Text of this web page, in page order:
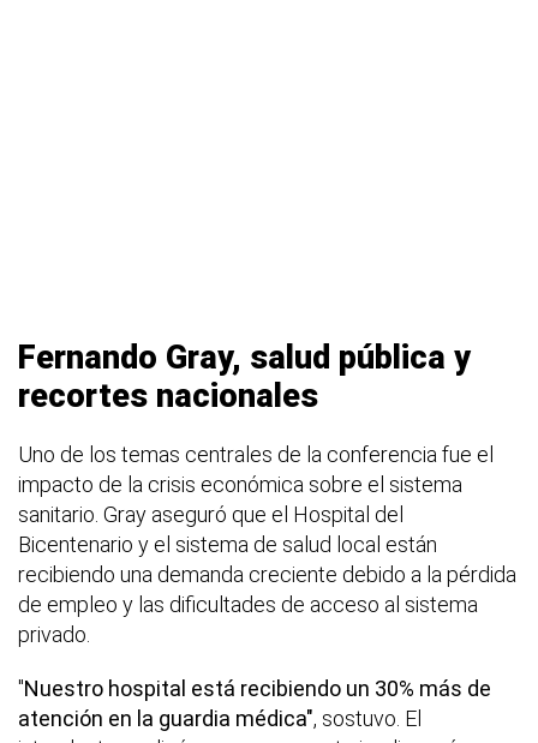
Fernando Gray, salud pública y
recortes nacionales
Uno de los temas centrales de la conferencia fue el
impacto de la crisis económica sobre el sistema
sanitario. Gray aseguró que el Hospital del
Bicentenario y el sistema de salud local están
recibiendo una demanda creciente debido a la pérdida
de empleo y las dificultades de acceso al sistema
privado.
"Nuestro hospital está recibiendo un 30% más de
atención en la guardia médica", sostuvo. El